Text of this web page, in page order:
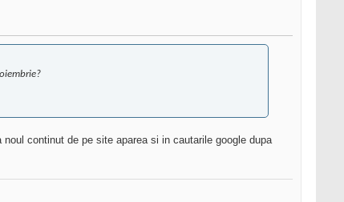
continut de pe site aparea si in cautarile google dupa